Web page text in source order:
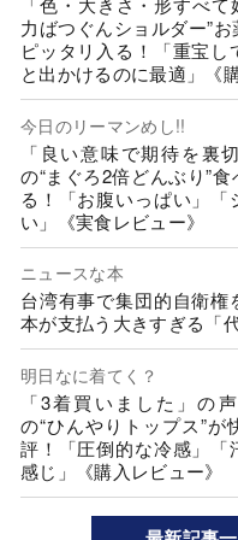
力ばつぐんショルダー”
ピッタリ入る！「重宝し
と出かけるのに最適」《
今日のリーマンめし!!
「良い意味で期待を裏
の“まぐろ2倍どんぶり”
る！「お腹いっぱい」「
い」《実食レビュー》
ニュースな本
台湾有事で集団的自衛
本が支払う大きすぎる「
明日なに着てく？
「3着買いました」の
の“ひんやりトップス”が
評！「圧倒的な冷感」「
感じ」《購入レビュー》